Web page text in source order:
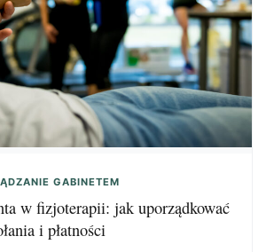
GABINETEM
w fizjoterapii: jak uporządkować
i płatności